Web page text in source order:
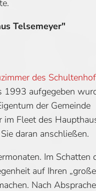
Telsemeyer"
des
1993 aufgegeben
der Gemeinde
im Fleet des
daran anschließen.
Im Schatten
auf Ihren
Nach Absprache